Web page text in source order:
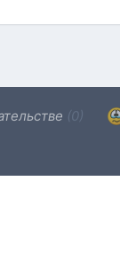
(0)